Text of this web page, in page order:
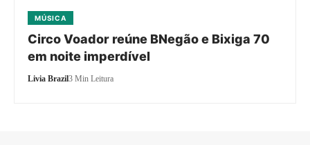
MÚSICA
Circo Voador reúne BNegão e Bixiga 70
em noite imperdível
Livia Brazil3 Min Leitura